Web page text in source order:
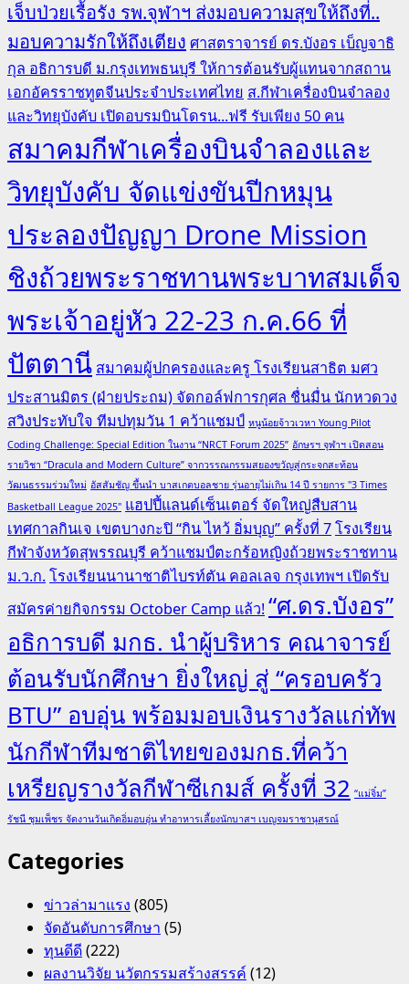
เจ็บป่วยเรื้อรัง รพ.จุฬาฯ ส่งมอบความสุขให้ถึงที่..
มอบความรักให้ถึงเตียง ศาสตราจารย์ ดร.บังอร เบ็ญจาธิ
กุล อธิการบดี ม.กรุงเทพธนบุรี ให้การต้อนรับผู้แทนจากสถาน
เอกอัครราชทูตจีนประจำประเทศไทย ส.กีฬาเครื่องบินจำลอง
และวิทยุบังคับ เปิดอบรมบินโดรน...ฟรี รับเพียง 50 คน
สมาคมกีฬาเครื่องบินจำลองและ
วิทยุบังคับ จัดแข่งขันปีกหมุน
ประลองปัญญา Drone Mission
ชิงถ้วยพระราชทานพระบาทสมเด็จ
พระเจ้าอยู่หัว 22-23 ก.ค.66 ที่
ปัตตานี สมาคมผู้ปกครองและครู โรงเรียนสาธิต มศว
ประสานมิตร (ฝ่ายประถม) จัดกอล์ฟการกุศล ชื่นมื่น นักหวดวง
สวิงประทับใจ ทีมปทุมวัน 1 คว้าแชมป์ หนูน้อยจ้าวเวหา Young Pilot
Coding Challenge: Special Edition ในงาน “NRCT Forum 2025” อักษรฯ จุฬาฯ เปิดสอน
รายวิชา “Dracula and Modern Culture” จากวรรณกรรมสยองขวัญสู่กระจกสะท้อน
วัฒนธรรมร่วมใหม่ อัสสัมชัญ ขึ้นนำ บาสเกตบอลชาย รุ่นอายุไม่เกิน 14 ปี รายการ "3 Times
Basketball League 2025" แฮปปี้แลนด์เซ็นเตอร์ จัดใหญ่สืบสาน
เทศกาลกินเจ เขตบางกะปิ “กิน ไหว้ อิ่มบุญ” ครั้งที่ 7โรงเรียน
กีฬาจังหวัดสุพรรณบุรี คว้าแชมป์ตะกร้อหญิงถ้วยพระราชทาน
ม.ว.ก.โรงเรียนนานาชาติไบรท์ตัน คอลเลจ กรุงเทพฯ เปิดรับ
สมัครค่ายกิจกรรม October Camp แล้ว!“ศ.ดร.บังอร”
อธิการบดี มกธ. นำผู้บริหาร คณาจารย์
ต้อนรับนักศึกษา ยิ่งใหญ่ สู่ “ครอบครัว
BTU” อบอุ่น พร้อมมอบเงินรางวัลแก่ทัพ
นักกีฬาทีมชาติไทยของมกธ.ที่คว้า
เหรียญรางวัลกีฬาซีเกมส์ ครั้งที่ 32 “แม่จิ๋ม”
รัชนี ชุมเพ็ชร จัดงานวันเกิดอิ่มอบอุ่น ทำอาหารเลี้ยงนักบาสฯ เบญจมราชานุสรณ์
Categories
ข่าวล่ามาแรง (805)
จัดอันดับการศึกษา (5)
ทุนดีดี(222)
ผลงานวิจัย นวัตกรรมสร้างสรรค์(12)